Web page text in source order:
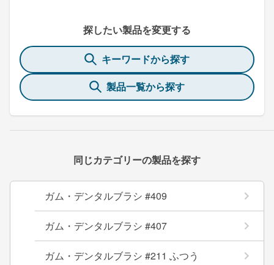
探したい製品を変更する
キーワードから探す
製品一覧から探す
同じカテゴリーの製品を探す
ガム・デンタルブラシ #409
ガム・デンタルブラシ #407
ガム・デンタルブラシ #211 ふつう